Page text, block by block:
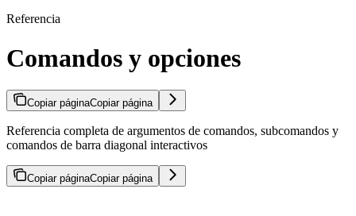
Referencia
Comandos y opciones
Copiar páginaCopiar página
Referencia completa de argumentos de comandos, subcomandos y
comandos de barra diagonal interactivos
Copiar páginaCopiar página